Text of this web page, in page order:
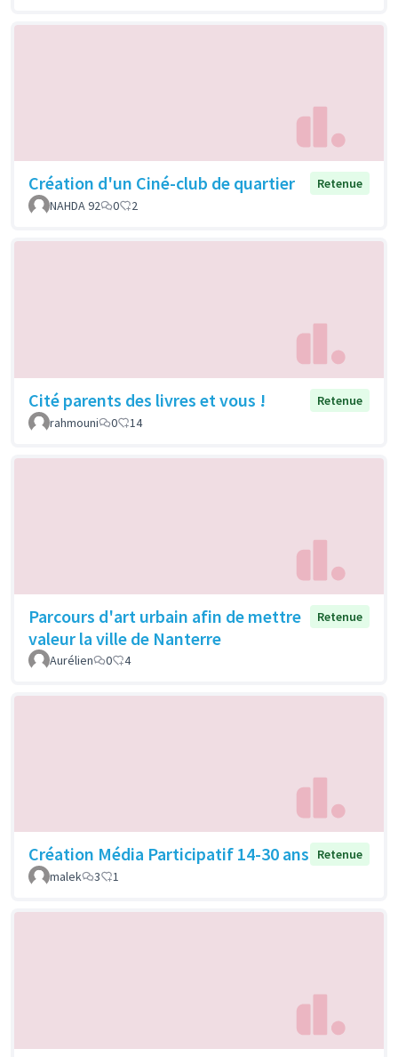
Création d'un Ciné-club de quartier
Retenue
NAHDA 92
0 2
Cité parents des livres et vous !
Retenue
rahmouni
0 14
Parcours d'art urbain afin de mettre
valeur la ville de Nanterre
Retenue
Aurélien 0 4
Création Média Participatif 14-30 ans
Retenue
malek
3 1